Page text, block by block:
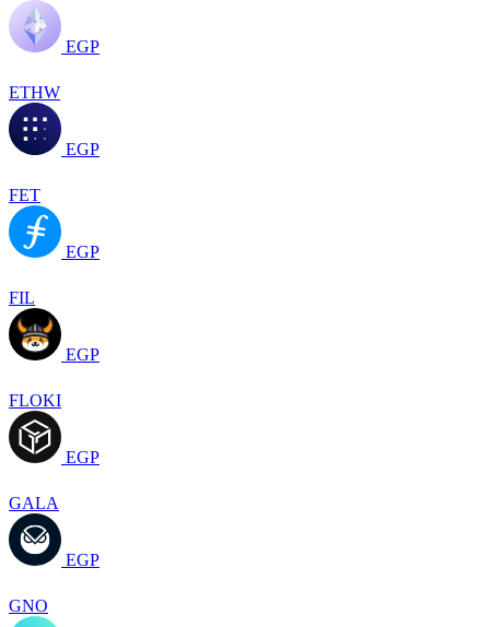
EGP
ETHW
EGP
FET
EGP
FIL
EGP
FLOKI
EGP
GALA
EGP
GNO